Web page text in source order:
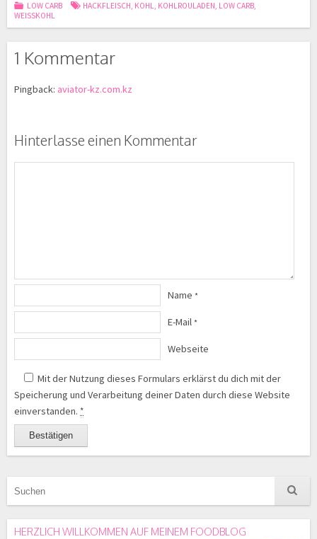
LOW CARB HACKFLEISCH, KOHL, KOHLROULADEN, LOW CARB,
WEISSKOHL
1 Kommentar
Pingback: aviator-kz.com.kz
Hinterlasse einen Kommentar
Name *
E-Mail *
Webseite
Mit der Nutzung dieses Formulars erklärst du dich mit der
Speicherung und Verarbeitung deiner Daten durch diese Website
einverstanden. *
HERZLICH WILLKOMMEN AUF MEINEM FOODBLOG